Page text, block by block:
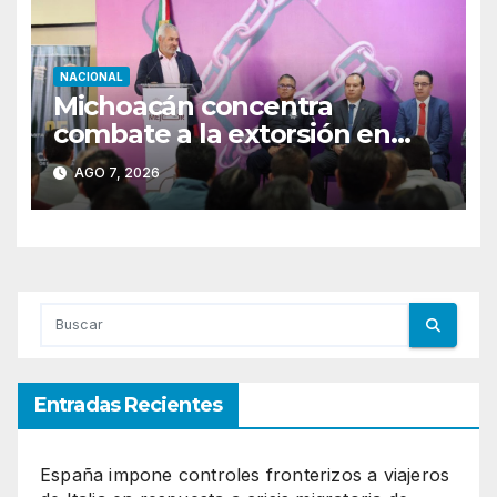
NACIONAL
Michoacán concentra
combate a la extorsión en
Uruapan, Apatzingán y Tierra
Caliente
AGO 7, 2026
Entradas Recientes
España impone controles fronterizos a viajeros